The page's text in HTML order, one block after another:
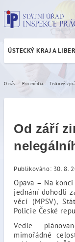
Od září
ÚSTECKÝ KRAJ A
O nás Pro média Tiskové
Od září
Publikováno: 30. 8.
Opava – Na
jednání dohodli
věcí (MPSV),
Policie České
Vedle
mimořádné